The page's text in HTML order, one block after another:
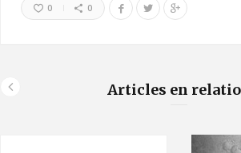
0 0
Articles en